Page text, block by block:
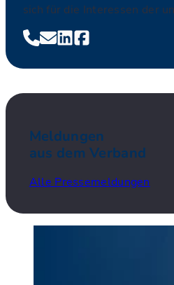
sich für die Interessen der
Meldungen
aus dem Verband
Alle Pressemeldungen